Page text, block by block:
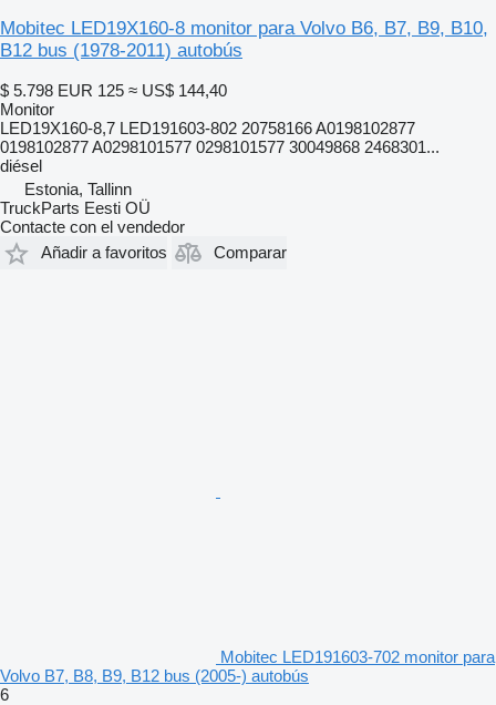
Mobitec LED19X160-8 monitor para Volvo B6, B7, B9, B10,
B12 bus (1978-2011) autobús
$ 5.798 EUR 125 ≈ US$ 144,40
Monitor
LED19X160-8,7 LED191603-802 20758166 A0198102877
0198102877 A0298101577 0298101577 30049868 2468301...
diésel
Estonia, Tallinn
TruckParts Eesti OÜ
Contacte con el vendedor
Añadir a favoritos
Comparar
Mobitec LED191603-702 monitor para
Volvo B7, B8, B9, B12 bus (2005-) autobús
6